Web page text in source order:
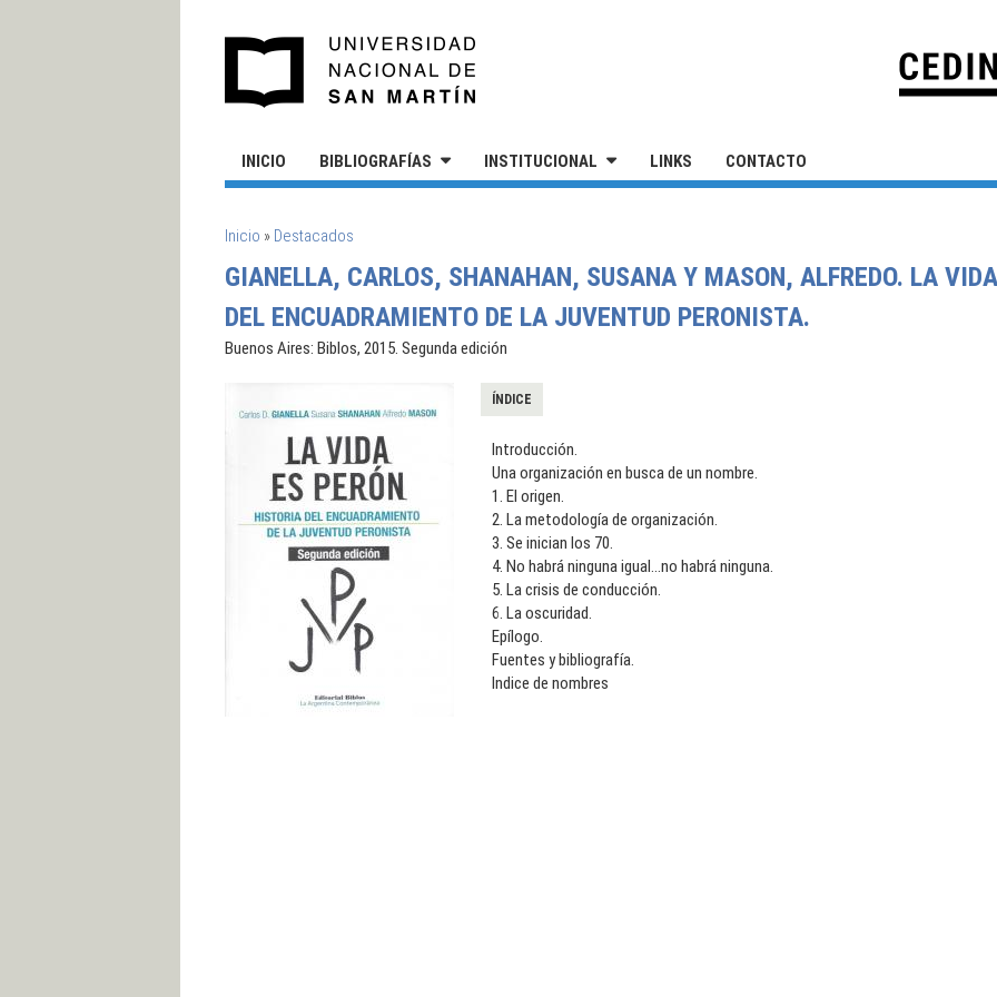
INICIO BIBLIOGRAFÍAS INSTITUCIONAL LINKS CONTACTO
SE ENCUENTRA USTED AQUÍ
Inicio » Destacados
GIANELLA, CARLOS, SHANAHAN, SUSANA Y MASON, ALFREDO. LA
DEL ENCUADRAMIENTO DE LA JUVENTUD PERONISTA.
Buenos Aires: Biblos, 2015. Segunda edición
ÍNDICE
Introducción.
Una organización en busca de un nombre.
1. El origen.
2. La metodología de organización.
3. Se inician los 70.
4. No habrá ninguna igual...no habrá ninguna.
5. La crisis de conducción.
6. La oscuridad.
Epílogo.
Fuentes y bibliografía.
Indice de nombres